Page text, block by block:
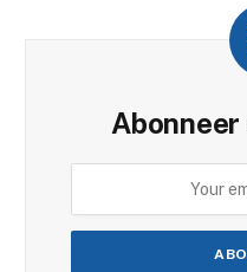
Abonneer